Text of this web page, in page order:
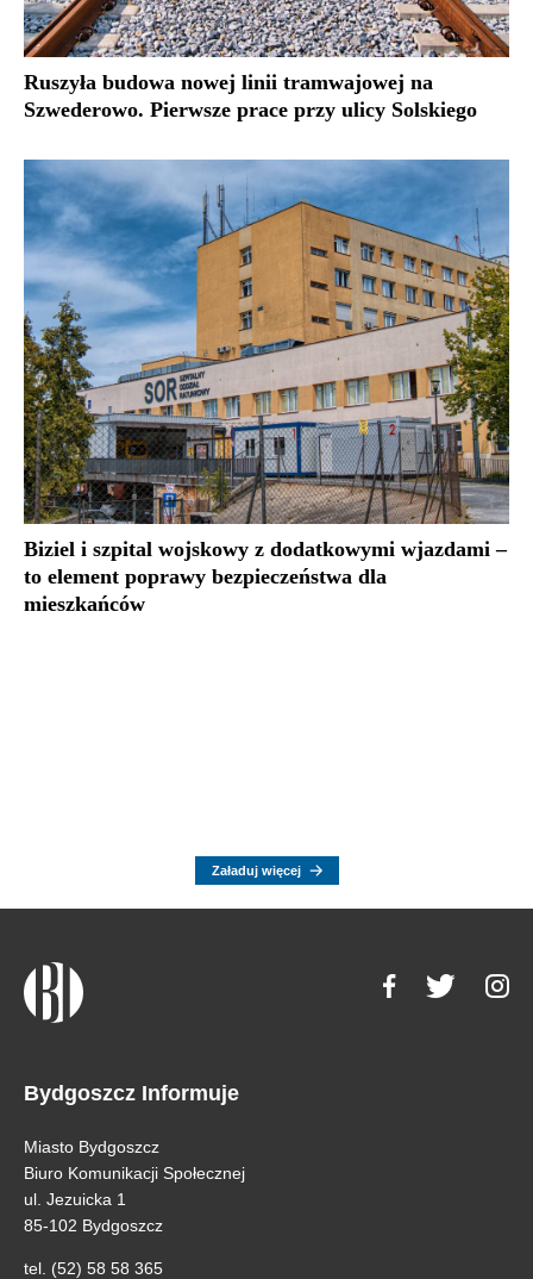
Ruszyła budowa nowej linii tramwajowej na
Szwederowo. Pierwsze prace przy ulicy Solskiego
Biziel i szpital wojskowy z dodatkowymi wjazdami –
to element poprawy bezpieczeństwa dla
mieszkańców
Załaduj więcej
Bydgoszcz Informuje
Miasto Bydgoszcz
Biuro Komunikacji Społecznej
ul. Jezuicka 1
85-102 Bydgoszcz
tel. (52) 58 58 365